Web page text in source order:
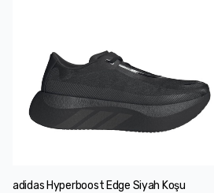
adidas Hyperboost Edge Siyah Koşu